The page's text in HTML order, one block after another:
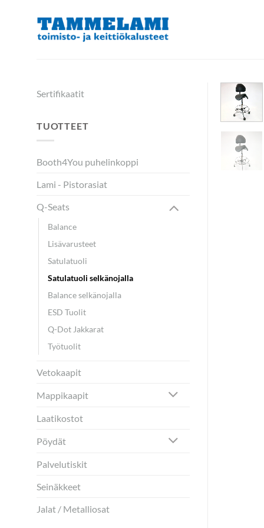
Sertifikaatit
TUOTTEET
Booth4You puhelinkoppi
Lami - Pistorasiat
Q-Seats
Balance
Lisävarusteet
Satulatuoli
Satulatuoli selkänojalla
Balance selkänojalla
ESD Tuolit
Q-Dot Jakkarat
Työtuolit
Vetokaapit
Mappikaapit
Laatikostot
Pöydät
Palvelutiskit
Seinäkkeet
Jalat / Metalliosat